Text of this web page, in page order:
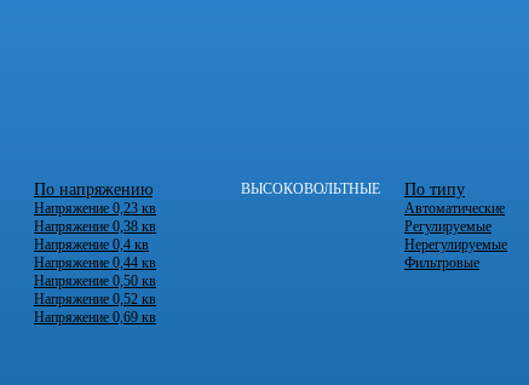
По напряжению
Напряжение 0,23 кв
Напряжение 0,38 кв
Напряжение 0,4 кв
Напряжение 0,44 кв
Напряжение 0,50 кв
Напряжение 0,52 кв
Напряжение 0,69 кв
ВЫСОКОВОЛЬТНЫЕ По типу
Автоматические
Регулируемые
Нерегулируемые
Фильтровые